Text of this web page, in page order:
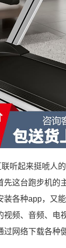
听起来挺唬人
先这台跑步机的
装各种app，又
视频、音频、电
过网络下载各种